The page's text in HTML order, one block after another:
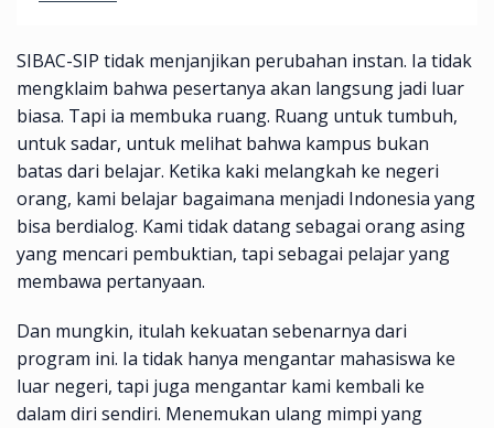
SIBAC-SIP tidak menjanjikan perubahan instan. Ia tidak
mengklaim bahwa pesertanya akan langsung jadi luar
biasa. Tapi ia membuka ruang. Ruang untuk tumbuh,
untuk sadar, untuk melihat bahwa kampus bukan
batas dari belajar. Ketika kaki melangkah ke negeri
orang, kami belajar bagaimana menjadi Indonesia yang
bisa berdialog. Kami tidak datang sebagai orang asing
yang mencari pembuktian, tapi sebagai pelajar yang
membawa pertanyaan.
Dan mungkin, itulah kekuatan sebenarnya dari
program ini. Ia tidak hanya mengantar mahasiswa ke
luar negeri, tapi juga mengantar kami kembali ke
dalam diri sendiri. Menemukan ulang mimpi yang